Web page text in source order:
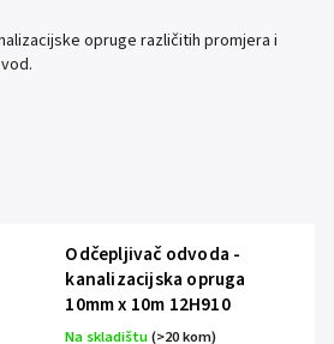
opruge različitih promjera i
Odčepljivač odvoda -
kanalizacijska opruga
10mm x 10m 12H910
Na skladištu(>20 kom)